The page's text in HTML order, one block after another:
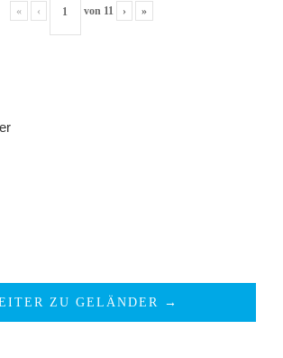
« ‹ von 11 › »
ZU GELÄNDER →